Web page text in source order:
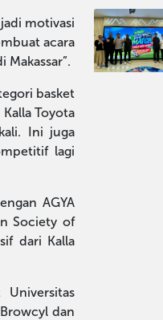
motivasi
acara
basket
Toyota
Ini juga
lagi
AGYA
Society of
dari Kalla
dan